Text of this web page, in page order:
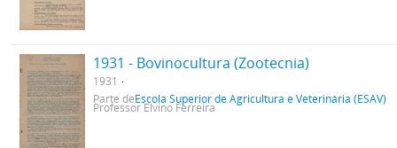
1931 - Bovinocultura (Zootecnia)
1931
Parte deEscola Superior de Agricultura e Veterinária (ESAV)
Professor Elvino Ferreira